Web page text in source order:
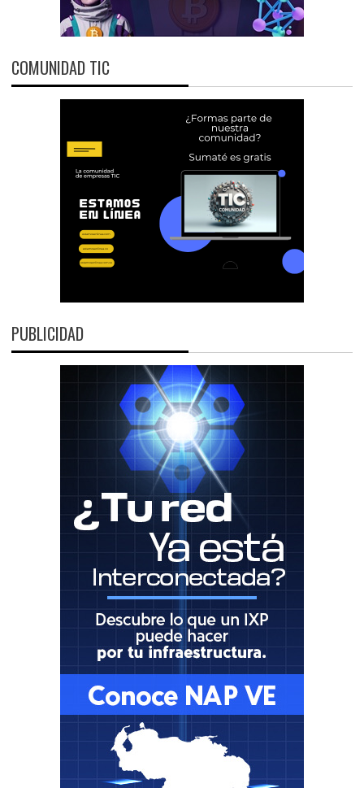
COMUNIDAD TIC
PUBLICIDAD